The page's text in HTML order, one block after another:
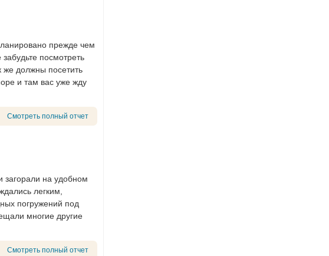
прежде чем
посмотреть
же должны посетить
и там вас уже жду
Смотреть полный отчет
загорали на удобном
легким,
погружений под
многие другие
Смотреть полный отчет